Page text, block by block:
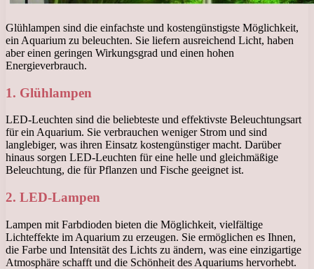
Glühlampen sind die einfachste und kostengünstigste Möglichkeit,
ein Aquarium zu beleuchten. Sie liefern ausreichend Licht, haben
aber einen geringen Wirkungsgrad und einen hohen
Energieverbrauch.
1. Glühlampen
LED-Leuchten sind die beliebteste und effektivste Beleuchtungsart
für ein Aquarium. Sie verbrauchen weniger Strom und sind
langlebiger, was ihren Einsatz kostengünstiger macht. Darüber
hinaus sorgen LED-Leuchten für eine helle und gleichmäßige
Beleuchtung, die für Pflanzen und Fische geeignet ist.
2. LED-Lampen
Lampen mit Farbdioden bieten die Möglichkeit, vielfältige
Lichteffekte im Aquarium zu erzeugen. Sie ermöglichen es Ihnen,
die Farbe und Intensität des Lichts zu ändern, was eine einzigartige
Atmosphäre schafft und die Schönheit des Aquariums hervorhebt.